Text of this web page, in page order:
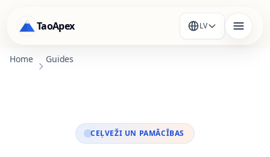
TaoApex LV
Home Guides
CEĻVEŽI UN PAMĀCĪBAS